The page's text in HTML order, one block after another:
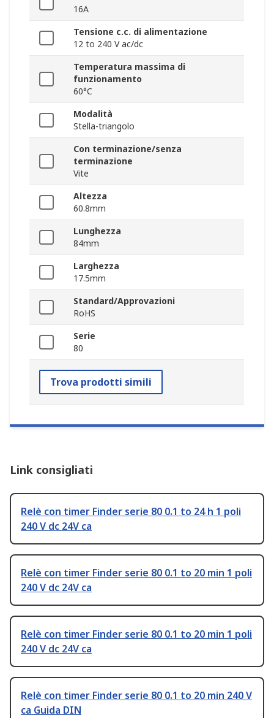
16A
Tensione c.c. di alimentazione
12 to 240 V ac/dc
Temperatura massima di
funzionamento
60°C
Modalità
Stella-triangolo
Con terminazione/senza
terminazione
Vite
Altezza
60.8mm
Lunghezza
84mm
Larghezza
17.5mm
Standard/Approvazioni
RoHS
Serie
80
Trova prodotti simili
Link consigliati
Relè con timer Finder serie 80 0.1 to 24 h 1 poli
240 V dc 24V ca
Relè con timer Finder serie 80 0.1 to 20 min 1 poli
240 V dc 24V ca
Relè con timer Finder serie 80 0.1 to 20 min 1 poli
240 V dc 24V ca
Relè con timer Finder serie 80 0.1 to 20 min 240 V
ca Guida DIN